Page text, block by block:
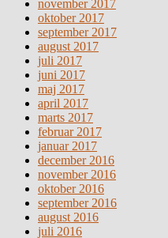
november 2017
oktober 2017
september 2017
august 2017
juli 2017
juni 2017
maj 2017
april 2017
marts 2017
februar 2017
januar 2017
december 2016
november 2016
oktober 2016
september 2016
august 2016
juli 2016